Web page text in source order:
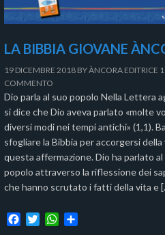
LA BIBBIA GIOVANE
19 DICEMBRE 2018 BYÀNCORA EDITRICE 1
COMMENTO
Dio parla al suo popolo Nella Lettera
si dice che Dio aveva parlato «molte
diversi modi nei tempi antichi» (1,1).
sfogliare la Bibbia per accorgersi
questa affermazione. Dio ha parlato al
popolo attraverso la riflessione dei
che hanno scrutato i fatti della vita e
W